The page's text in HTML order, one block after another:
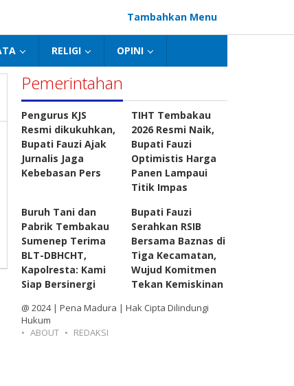
Tambahkan Menu
RELIGI OPINI
Pemerintahan
Pengurus KJS
Resmi dikukuhkan,
Bupati Fauzi Ajak
Jurnalis Jaga
Kebebasan Pers
TIHT Tembakau
2026 Resmi Naik,
Bupati Fauzi
Optimistis Harga
Panen Lampaui
Titik Impas
Buruh Tani dan
Pabrik Tembakau
Sumenep Terima
BLT-DBHCHT,
Kapolresta: Kami
Siap Bersinergi
Bupati Fauzi
Serahkan RSIB
Bersama Baznas di
Tiga Kecamatan,
Wujud Komitmen
Tekan Kemiskinan
@ 2024 | Pena Madura | Hak Cipta Dilindungi
Hukum
ABOUT
REDAKSI